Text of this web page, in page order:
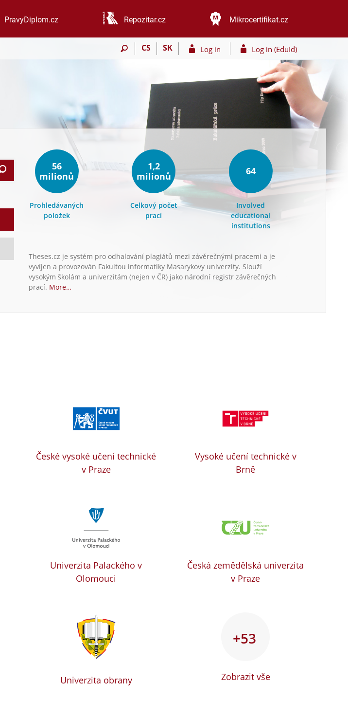
PravyDiplom.cz Repozitar.cz Mikrocertifikat.cz
CS SK Log in Log in (EduId)
Search
56
milionů
Prohledávaných
položek
1,2
milionů
Celkový počet
prací
64
Involved
educational
institutions
Theses.cz je systém pro odhalování plagiátů mezi závěrečnými pracemi a je
vyvíjen a provozován Fakultou informatiky Masarykovy univerzity. Slouží
vysokým školám a univerzitám (nejen v ČR) jako národní registr závěrečných
prací. More…
České vysoké učení technické
v Praze
Vysoké učení technické v
Brně
Univerzita Palackého v
Olomouci
Česká zemědělská univerzita
v Praze
Univerzita obrany
+53
Zobrazit vše